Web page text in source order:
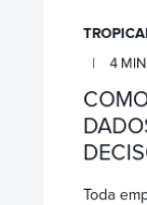
4
Toda